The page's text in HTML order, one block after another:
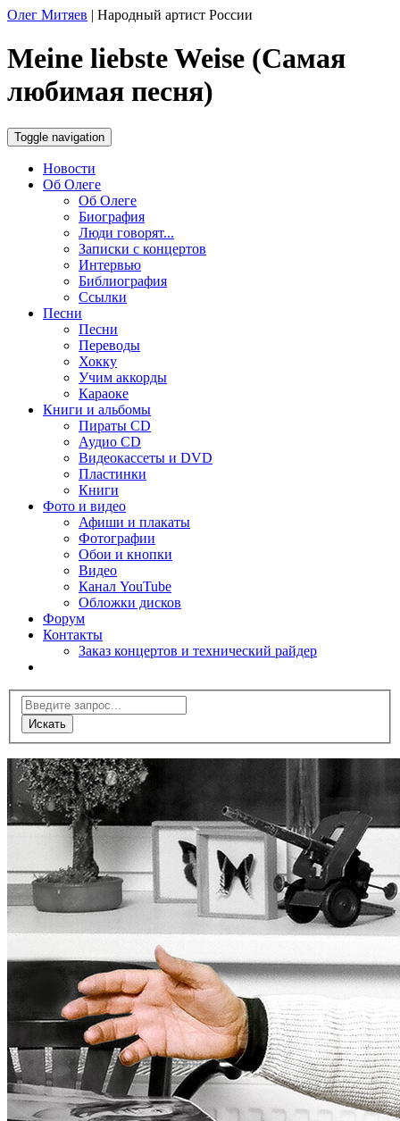
Олег Митяев | Народный артист России
Meine liebste Weise (Самая
любимая песня)
Toggle navigation
Новости
Об Олеге
Об Олеге
Биография
Люди говорят...
Записки с концертов
Интервью
Библиография
Ссылки
Песни
Песни
Переводы
Хокку
Учим аккорды
Караоке
Книги и альбомы
Пираты CD
Аудио CD
Видеокассеты и DVD
Пластинки
Книги
Фото и видео
Афиши и плакаты
Фотографии
Обои и кнопки
Видео
Канал YouTube
Обложки дисков
Форум
Контакты
Заказ концертов и технический райдер
Искать